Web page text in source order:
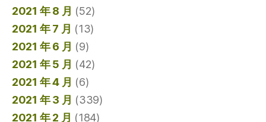
2021 年 8 月 (52)
2021 年 7 月 (13)
2021 年 6 月 (9)
2021 年 5 月 (42)
2021 年 4 月 (6)
2021 年 3 月 (339)
2021 年 2 月 (184)